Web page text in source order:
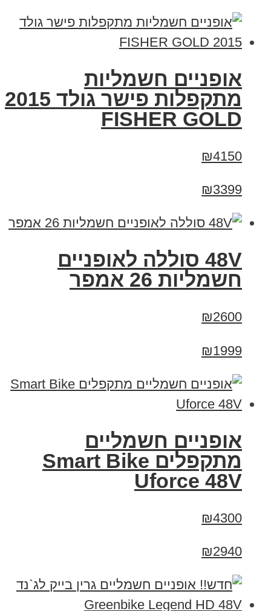
אופניים חשמליות
מתקפלות פישר גולד 2015
FISHER GOLD
₪4150
₪3399
48V סוללה לאופניים
חשמליות 26 אמפר
₪2600
₪1999
אופניים חשמליים
מתקפלים Smart Bike
Uforce 48V
₪4300
₪2940